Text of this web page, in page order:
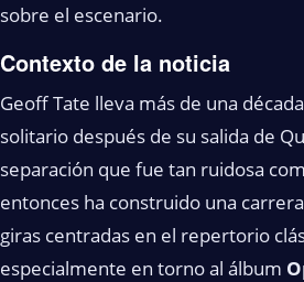
sobre el escenario.
Contexto de la noticia
Geoff Tate lleva más de una
solitario después de su salida de
separación que fue tan ruidosa
entonces ha construido una
giras centradas en el repertorio
especialmente en torno al álbum